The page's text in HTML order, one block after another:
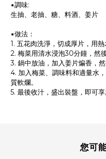
▪️調味:
生抽、老抽、糖、料酒、姜片
▪️做法：
1. 五花肉洗淨，切成厚片，用熱
2. 梅菜用清水浸泡30分鐘，然後
3. 鍋中放油，加入姜片煸香，
4. 加入梅菜、調味料和適量水
質軟爛。
5. 最後收汁，盛出裝盤，即可享
您可